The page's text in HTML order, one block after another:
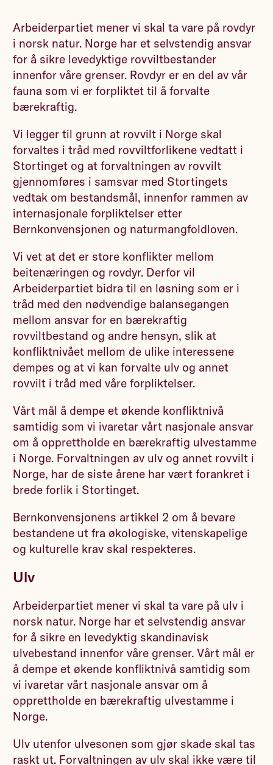
Arbeiderpartiet mener vi skal ta vare på rovdyr
i norsk natur. Norge har et selvstendig ansvar
for å sikre levedyktige rovviltbestander
innenfor våre grenser. Rovdyr er en del av vår
fauna som vi er forpliktet til å forvalte
bærekraftig.
Vi legger til grunn at rovvilt i Norge skal
forvaltes i tråd med rovviltforlikene vedtatt i
Stortinget og at forvaltningen av rovvilt
gjennomføres i samsvar med Stortingets
vedtak om bestandsmål, innenfor rammen av
internasjonale forpliktelser etter
Bernkonvensjonen og naturmangfoldloven.
Vi vet at det er store konflikter mellom
beitenæringen og rovdyr. Derfor vil
Arbeiderpartiet bidra til en løsning som er i
tråd med den nødvendige balansegangen
mellom ansvar for en bærekraftig
rovviltbestand og andre hensyn, slik at
konfliktnivået mellom de ulike interessene
dempes og at vi kan forvalte ulv og annet
rovvilt i tråd med våre forpliktelser.
Vårt mål å dempe et økende konfliktnivå
samtidig som vi ivaretar vårt nasjonale ansvar
om å opprettholde en bærekraftig ulvestamme
i Norge. Forvaltningen av ulv og annet rovvilt i
Norge, har de siste årene har vært forankret i
brede forlik i Stortinget.
Bernkonvensjonens artikkel 2 om å bevare
bestandene ut fra økologiske, vitenskapelige
og kulturelle krav skal respekteres.
Ulv
­Arbeiderpartiet mener vi skal ta vare på ulv i
norsk natur. Norge har et selvstendig ansvar
for å sikre en levedyktig skandinavisk
ulvebestand innenfor våre grenser. Vårt mål er
å dempe et økende konfliktnivå samtidig som
vi ivaretar vårt nasjonale ansvar om å
opprettholde en bærekraftig ulvestamme i
Norge.
Ulv utenfor ulvesonen som gjør skade skal tas
raskt ut. Forvaltningen av ulv skal ikke være til